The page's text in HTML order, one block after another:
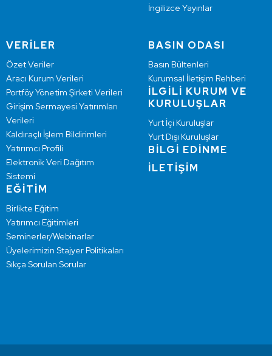
İngilizce Yayınlar
VERİLER
Özet Veriler
Aracı Kurum Verileri
Portföy Yönetim Şirketi Verileri
Girişim Sermayesi Yatırımları
Verileri
Kaldıraçlı İşlem Bildirimleri
Yatırımcı Profili
Elektronik Veri Dağıtım
Sistemi
EĞİTİM
Birlikte Eğitim
Yatırımcı Eğitimleri
Seminerler/Webinarlar
Üyelerimizin Stajyer Politikaları
Sıkça Sorulan Sorular
BASIN ODASI
Basın Bültenleri
Kurumsal İletişim Rehberi
İLGİLİ KURUM VE
KURULUŞLAR
Yurt İçi Kuruluşlar
Yurt Dışı Kuruluşlar
BİLGİ EDİNME
İLETİŞİM